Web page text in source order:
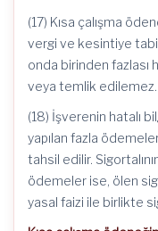
(17) Kısa çalışma
vergi ve kesintiye tabi
onda birinden fazlası
veya temlik edilemez.
(18) İşverenin hatalı
yapılan fazla
tahsil edilir.
ödemeler ise, ölen
yasal faizi ile birlikte